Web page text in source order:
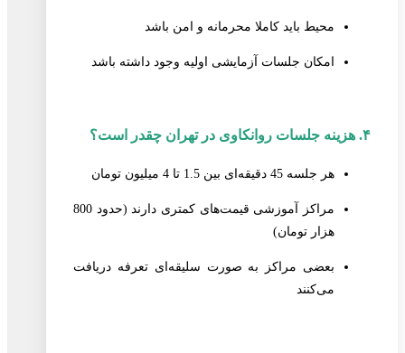
محیط باید کاملا محرمانه و امن باشد
امکان جلسات آزمایشی اولیه وجود داشته باشد
۴. هزینه جلسات روانکاوی در تهران چقدر است؟
هر جلسه 45 دقیقه‌ای بین 1.5 تا 4 میلیون تومان
مراکز آموزشی قیمت‌های کمتری دارند (حدود 800
هزار تومان)
بعضی مراکز به صورت سلیقه‌ای تعرفه دریافت
می‌کنند